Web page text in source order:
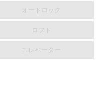
オートロック
ロフト
エレベーター